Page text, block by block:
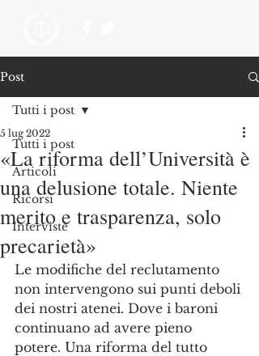
Post
Tutti i post
Articoli
Ricorsi
Interviste
Tutti i post
«La riforma dell’Università è
una delusione totale. Niente
merito e trasparenza, solo
precarietà»
5 lug 2022
Le modifiche del reclutamento
non intervengono sui punti deboli
dei nostri atenei. Dove i baroni
continuano ad avere pieno
potere. Una riforma del tutto